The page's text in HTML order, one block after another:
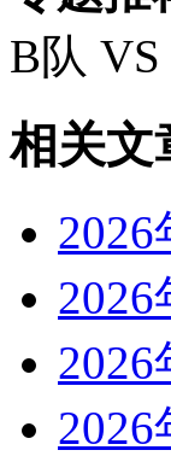
B队
相关文